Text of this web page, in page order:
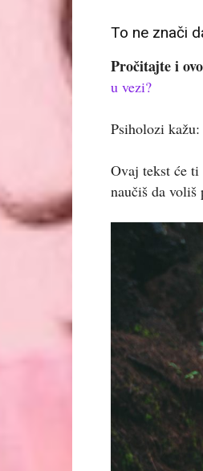
To ne znači
Pročitajte i
u vezi?
Psiholozi
Ovaj tekst će
naučiš da voliš